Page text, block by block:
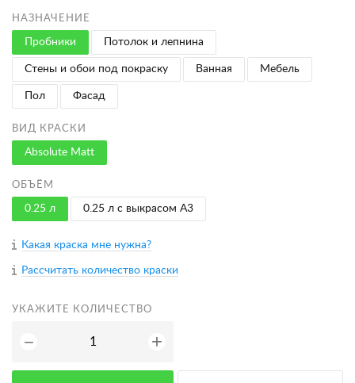
НАЗНАЧЕНИЕ
Пробники Потолок и лепнина
Стены и обои под покраску Ванная Мебель
Пол Фасад
ВИД КРАСКИ
Absolute Matt
ОБЪЁМ
0.25 л 0.25 л с выкрасом A3
Какая краска мне нужна?
Рассчитать количество краски
УКАЖИТЕ КОЛИЧЕСТВО
− +